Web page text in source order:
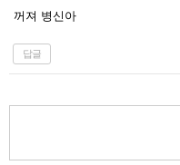
꺼져 병신아
답글